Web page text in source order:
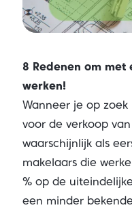
8 Redenen om
werken!
Wanneer je op
voor de verkoop
waarschijnlijk als
makelaars die
% op de
een minder